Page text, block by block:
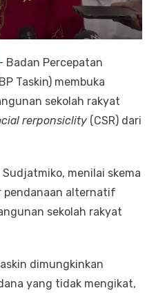
Badan Percepatan
Taskin) membuka
sekolah rakyat
rerponsiclity (CSR) dari
Sudjatmiko, menilai skema
pendanaan alternatif
sekolah rakyat
dimungkinkan
yang tidak mengikat,